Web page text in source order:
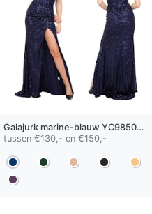
Galajurk marine-blauw YC98500-A
tussen €130,- en €150,-